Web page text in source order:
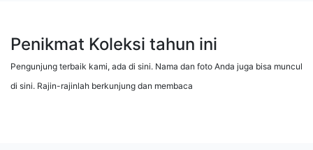
Penikmat Koleksi tahun ini
Pengunjung terbaik kami, ada di sini. Nama dan foto Anda juga bisa muncul
di sini. Rajin-rajinlah berkunjung dan membaca